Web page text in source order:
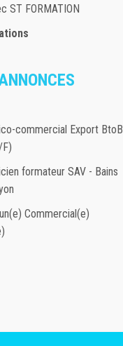
ST FORMATION
commercial Export BtoB
F)
formateur SAV - Bains
Commercial(e)